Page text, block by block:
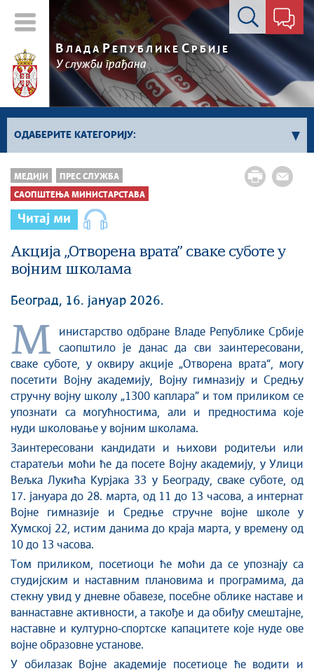
Контакт форма
В ЛАДА РЕПУБЛИКЕ СРБИЈЕ
У служби грађана
ОДАБЕРИТЕ КАТЕГОРИЈУ:
Kонференцијe за новинаре
Најавe и обавештења
Саопштења Владе
Саопштења министарстава
Аудио прес
МЕДИЈИ ПРЕС СЛУЖБА
САОПШТЕЊА МИНИСТАРСТАВА
Читај ми
Акција „Отворена врата” сваке суботе у
војним школама
Београд, 16. јануар 2026.
М
инистарство одбране Владе Републике Србије
саопштило је данас да сви заинтересовани,
сваке суботе, у оквиру акције „Отворена врата“, могу
посетити Војну академију, Војну гимназију и Средњу
стручну војну школу „1300 каплара” и том приликом се
упознати са могућностима, али и предностима које
нуди школовање у војним школама.
Заинтересовани кандидати и њихови родитељи или
старатељи моћи ће да посете Војну академију, у Улици
Вељка Лукића Курјака 33 у Београду, сваке суботе, од
17. јануара до 28. марта, од 11 до 13 часова, а интернат
Војне гимназије и Средње стручне војне школе у
Хумској 22, истим данима до краја марта, у времену од
10 до 13 часова.
Том приликом, посетиоци ће моћи да се упознају са
студијским и наставним плановима и програмима, да
стекну увид у дневне обавезе, посебне облике наставе и
ваннаставне активности, а такође и да обиђу смештајне,
наставне и културно-спортске капацитете које нуде ове
војне образовне установе.
У обилазак Војне академије посетиоце ће водити и